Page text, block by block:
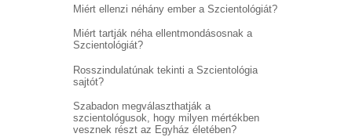
Miért ellenzi néhány ember a Szcientológiát?
Miért tartják néha ellentmondásosnak a
Szcientológiát?
Rosszindulatúnak tekinti a Szcientológia
sajtót?
Szabadon megválaszthatják a
szcientológusok, hogy milyen mértékben
vesznek részt az Egyház életében?